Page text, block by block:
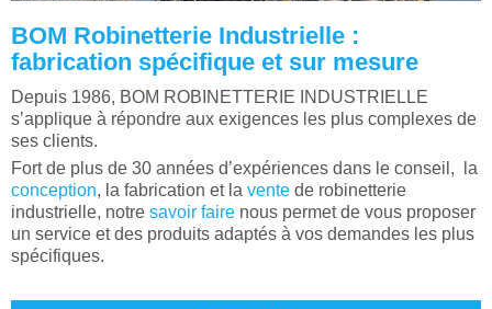
BOM Robinetterie Industrielle :
fabrication spécifique et sur mesure
Depuis 1986, BOM ROBINETTERIE INDUSTRIELLE
s’applique à répondre aux exigences les plus complexes de
ses clients.
Fort de plus de 30 années d’expériences dans le conseil, la
conception, la fabrication et la vente de robinetterie
industrielle, notre savoir faire nous permet de vous proposer
un service et des produits adaptés à vos demandes les plus
spécifiques.